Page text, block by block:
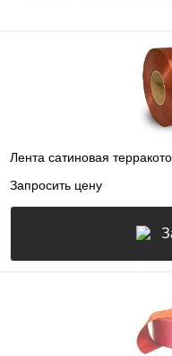
Лента сатиновая
Запросить цену